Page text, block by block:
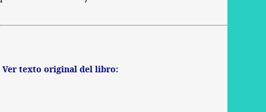
Ver texto original del libro: